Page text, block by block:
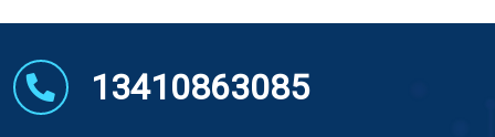
13410863085